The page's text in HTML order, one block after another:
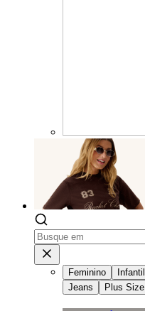
Feminino Infantil
Jeans
Plus Size